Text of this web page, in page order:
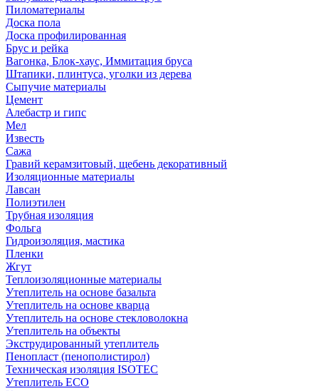
Пиломатериалы
Доска пола
Доска профилированная
Брус и рейка
Вагонка, Блок-хаус, Иммитация бруса
Штапики, плинтуса, уголки из дерева
Сыпучие материалы
Цемент
Алебастр и гипс
Мел
Известь
Сажа
Гравий керамзитовый, щебень декоративный
Изоляционные материалы
Лавсан
Полиэтилен
Трубная изоляция
Фольга
Гидроизоляция, мастика
Пленки
Жгут
Теплоизоляционные материалы
Утеплитель на основе базальта
Утеплитель на основе кварца
Утеплитель на основе стекловолокна
Утеплитель на объекты
Экструдированный утеплитель
Пенопласт (пенополистирол)
Техническая изоляция ISOTEC
Утеплитель ECO